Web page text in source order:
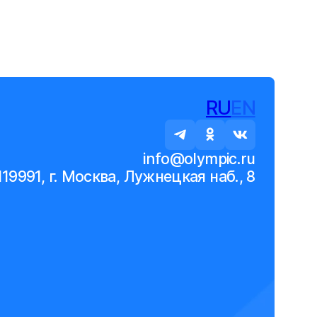
RUEN
info@olympic.ru
г. Москва, Лужнецкая наб., 8